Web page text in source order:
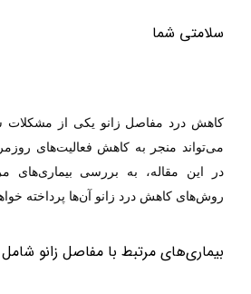
سلامتی شما
کاهش درد مفاصل زانو یکی از مشکلات
می‌تواند منجر به کاهش فعالیت‌های
در این مقاله، به بررسی بیماری‌های
روش‌های کاهش درد زانو آن‌ها پرداخته
بیماری‌های مرتبط با مفاصل زانو شامل